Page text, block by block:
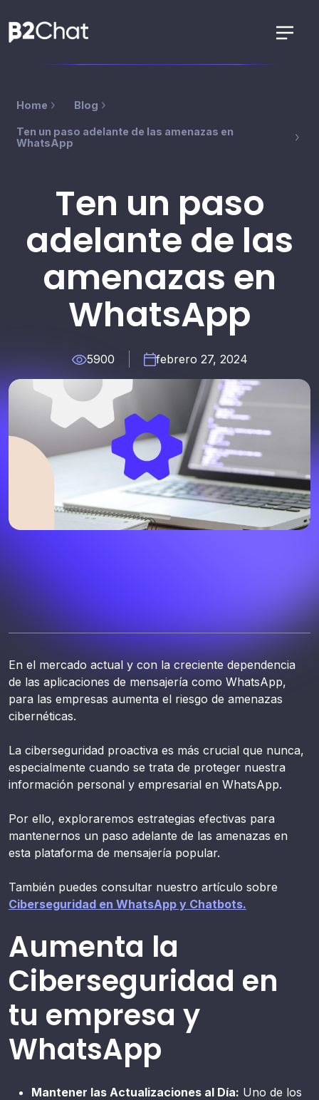
Home Blog
Ten un paso adelante de las amenazas en
WhatsApp
Ten un paso
adelante de las
amenazas en
WhatsApp
5900 febrero 27, 2024
En el mercado actual y con la creciente dependencia
de las aplicaciones de mensajería como WhatsApp,
para las empresas aumenta el riesgo de amenazas
cibernéticas.
La ciberseguridad proactiva es más crucial que nunca,
especialmente cuando se trata de proteger nuestra
información personal y empresarial en WhatsApp.
Por ello, exploraremos estrategias efectivas para
mantenernos un paso adelante de las amenazas en
esta plataforma de mensajería popular.
También puedes consultar nuestro artículo sobre
Ciberseguridad en WhatsApp y Chatbots.
Aumenta la
Ciberseguridad en
tu empresa y
WhatsApp
Mantener las Actualizaciones al Día: Uno de los